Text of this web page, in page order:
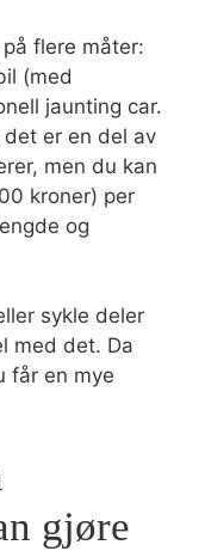
flere måter:
(med
jaunting car.
er en del av
men du kan
kroner) per
og
sykle deler
med det. Da
får en mye
gjøre